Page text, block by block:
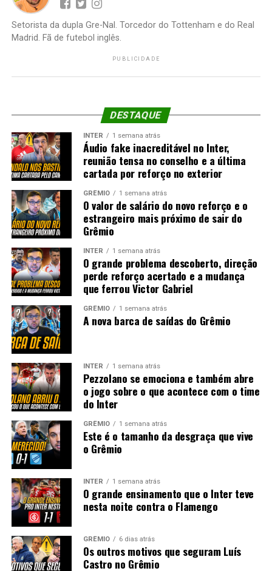
Setorista da dupla Gre-Nal. Torcedor do Tottenham e do Real
Madrid. Fã de futebol inglês.
PUBLICIDADE
DESTAQUE
INTER 1 semana atrás
Áudio fake inacreditável no Inter,
reunião tensa no conselho e a última
cartada por reforço no exterior
GRÊMIO 1 semana atrás
O valor de salário do novo reforço e o
estrangeiro mais próximo de sair do
Grêmio
INTER 1 semana atrás
O grande problema descoberto, direção
perde reforço acertado e a mudança
que ferrou Victor Gabriel
GRÊMIO 1 semana atrás
A nova barca de saídas do Grêmio
INTER 1 semana atrás
Pezzolano se emociona e também abre
o jogo sobre o que acontece com o time
do Inter
GRÊMIO 1 semana atrás
Este é o tamanho da desgraça que vive
o Grêmio
INTER 1 semana atrás
O grande ensinamento que o Inter teve
nesta noite contra o Flamengo
GRÊMIO 6 dias atrás
Os outros motivos que seguram Luís
Castro no Grêmio